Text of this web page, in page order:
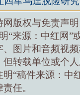
版权与免责声明
“来源：中红网”
、图片和音频视
但转载单位或个
“稿件来源：中
任。